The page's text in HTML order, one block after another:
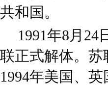
共和国。
1991年8月24
联正式解体。
1994年美国、